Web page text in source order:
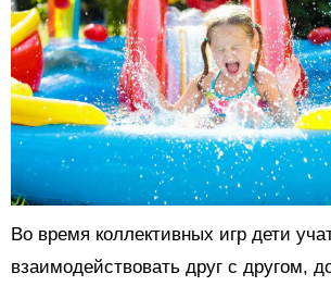
Во время коллективных игр дети
взаимодействовать друг с другом,